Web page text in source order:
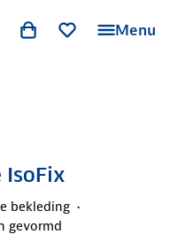
Menu
IsoFix
bekleding
gevormd